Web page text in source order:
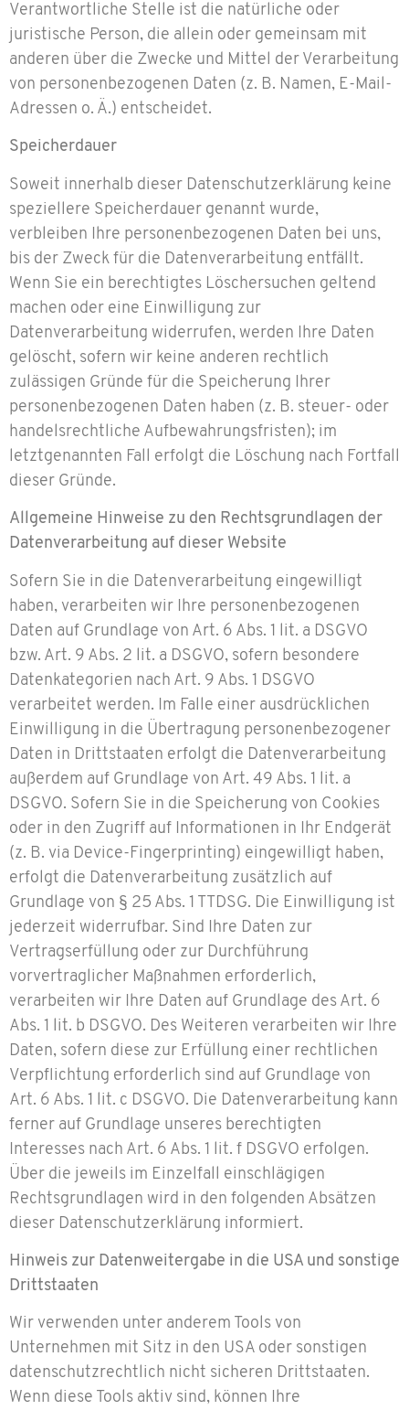
Verantwortliche Stelle ist die natürliche oder
juristische Person, die allein oder gemeinsam mit
anderen über die Zwecke und Mittel der Verarbeitung
von personenbezogenen Daten (z. B. Namen, E-Mail-
Adressen o. Ä.) entscheidet.
Speicherdauer
Soweit innerhalb dieser Datenschutzerklärung keine
speziellere Speicherdauer genannt wurde,
verbleiben Ihre personenbezogenen Daten bei uns,
bis der Zweck für die Datenverarbeitung entfällt.
Wenn Sie ein berechtigtes Löschersuchen geltend
machen oder eine Einwilligung zur
Datenverarbeitung widerrufen, werden Ihre Daten
gelöscht, sofern wir keine anderen rechtlich
zulässigen Gründe für die Speicherung Ihrer
personenbezogenen Daten haben (z. B. steuer- oder
handelsrechtliche Aufbewahrungsfristen); im
letztgenannten Fall erfolgt die Löschung nach Fortfall
dieser Gründe.
Allgemeine Hinweise zu den Rechtsgrundlagen der
Datenverarbeitung auf dieser Website
Sofern Sie in die Datenverarbeitung eingewilligt
haben, verarbeiten wir Ihre personenbezogenen
Daten auf Grundlage von Art. 6 Abs. 1 lit. a DSGVO
bzw. Art. 9 Abs. 2 lit. a DSGVO, sofern besondere
Datenkategorien nach Art. 9 Abs. 1 DSGVO
verarbeitet werden. Im Falle einer ausdrücklichen
Einwilligung in die Übertragung personenbezogener
Daten in Drittstaaten erfolgt die Datenverarbeitung
außerdem auf Grundlage von Art. 49 Abs. 1 lit. a
DSGVO. Sofern Sie in die Speicherung von Cookies
oder in den Zugriff auf Informationen in Ihr Endgerät
(z. B. via Device-Fingerprinting) eingewilligt haben,
erfolgt die Datenverarbeitung zusätzlich auf
Grundlage von § 25 Abs. 1 TTDSG. Die Einwilligung ist
jederzeit widerrufbar. Sind Ihre Daten zur
Vertragserfüllung oder zur Durchführung
vorvertraglicher Maßnahmen erforderlich,
verarbeiten wir Ihre Daten auf Grundlage des Art. 6
Abs. 1 lit. b DSGVO. Des Weiteren verarbeiten wir Ihre
Daten, sofern diese zur Erfüllung einer rechtlichen
Verpflichtung erforderlich sind auf Grundlage von
Art. 6 Abs. 1 lit. c DSGVO. Die Datenverarbeitung kann
ferner auf Grundlage unseres berechtigten
Interesses nach Art. 6 Abs. 1 lit. f DSGVO erfolgen.
Über die jeweils im Einzelfall einschlägigen
Rechtsgrundlagen wird in den folgenden Absätzen
dieser Datenschutzerklärung informiert.
Hinweis zur Datenweitergabe in die USA und sonstige
Drittstaaten
Wir verwenden unter anderem Tools von
Unternehmen mit Sitz in den USA oder sonstigen
datenschutzrechtlich nicht sicheren Drittstaaten.
Wenn diese Tools aktiv sind, können Ihre